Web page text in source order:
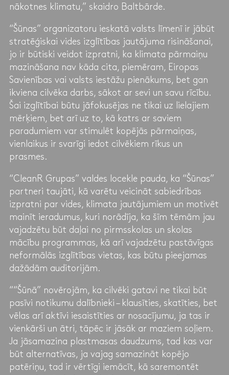
nākotnes klimatu,” skaidro Baltbārde.
“Šūnas” organizatoru ieskatā valsts līmenī ir jābūt
stratēģiskai vides izglītības jautājuma risināšanai,
jo ir būtiski veidot izpratni, ka klimata pārmaiņu
mazināšana nav kāda cita, piemēram, Eiropas
Savienības vai valsts iestāžu pienākums, bet gan
ikviena cilvēka darbs, sākot ar sevi un savu rīcību.
Šai izglītībai būtu jāfokusējas ne tikai uz lielajiem
mērķiem, bet arī uz to, kā katrs ar saviem
paradumiem var stimulēt kopējās pārmaiņas,
vienlaikus ir svarīgi iedot cilvēkiem rīkus un
prasmes.
“CleanR Grupas” valdes locekle pauda, ka “Šūnas”
partneri taujāti, kā varētu veicināt sabiedrības
izpratni par vides, klimata jautājumiem un motivēt
mainīt ieradumus, kuri norādīja, ka šīm tēmām jau
vajadzētu būt daļai no pirmsskolas un skolas
mācību programmas, kā arī vajadzētu pastāvīgas
neformālās izglītības vietas, kas būtu pieejamas
dažādām auditorijām.
““Šūnā” novērojām, ka cilvēki gatavi ne tikai būt
pasīvi notikumu dalībnieki – klausīties, skatīties, bet
vēlas arī aktīvi iesaistīties ar nosacījumu, ja tas ir
vienkārši un ātri, tāpēc ir jāsāk ar maziem soļiem.
Ja jāsamazina plastmasas daudzums, tad kas var
būt alternatīvas, ja vajag samazināt kopējo
patēriņu, tad ir vērtīgi iemācīt, kā saremontēt